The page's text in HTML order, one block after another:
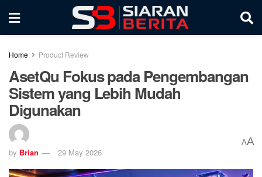
Home Product Review
AsetQu Fokus pada Pengembangan
Sistem yang Lebih Mudah
Digunakan
by Brian 29 May 2026
AA